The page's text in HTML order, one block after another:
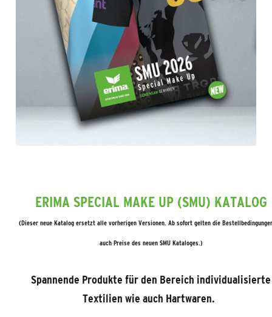
ERIMA SPECIAL MAKE UP (SMU) KATALOG
(Dieser neue Katalog ersetzt alle vorherigen Versionen. Ab sofort gelten die
auch Preise des neuen SMU Kataloges.)
Spannende Produkte für den Bereich individualisierte
Textilien wie auch Hartwaren.